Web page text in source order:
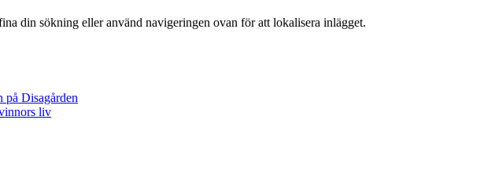
din sökning eller använd navigeringen ovan för att lokalisera inlägget.
på Disagården
liv